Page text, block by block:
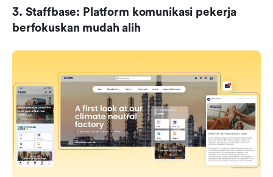
3. Staffbase: Platform komunikasi pekerja
berfokuskan mudah alih